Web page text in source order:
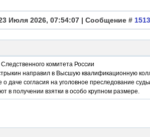
Июля 2026, 07:54:07 | Сообщение # 1513
комитета России
направил в Высшую квалификационную
о даче согласия на уголовное преследование
в получении взятки в особо крупном размере.